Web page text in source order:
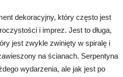
dekoracyjny, który często jest
i imprez. Jest to długa,
jest zwykle zwinięty w spiralę i
na ścianach. Serpentyna
wydarzenia, ale jak jest po